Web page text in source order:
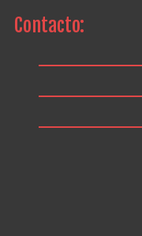
Contacto: